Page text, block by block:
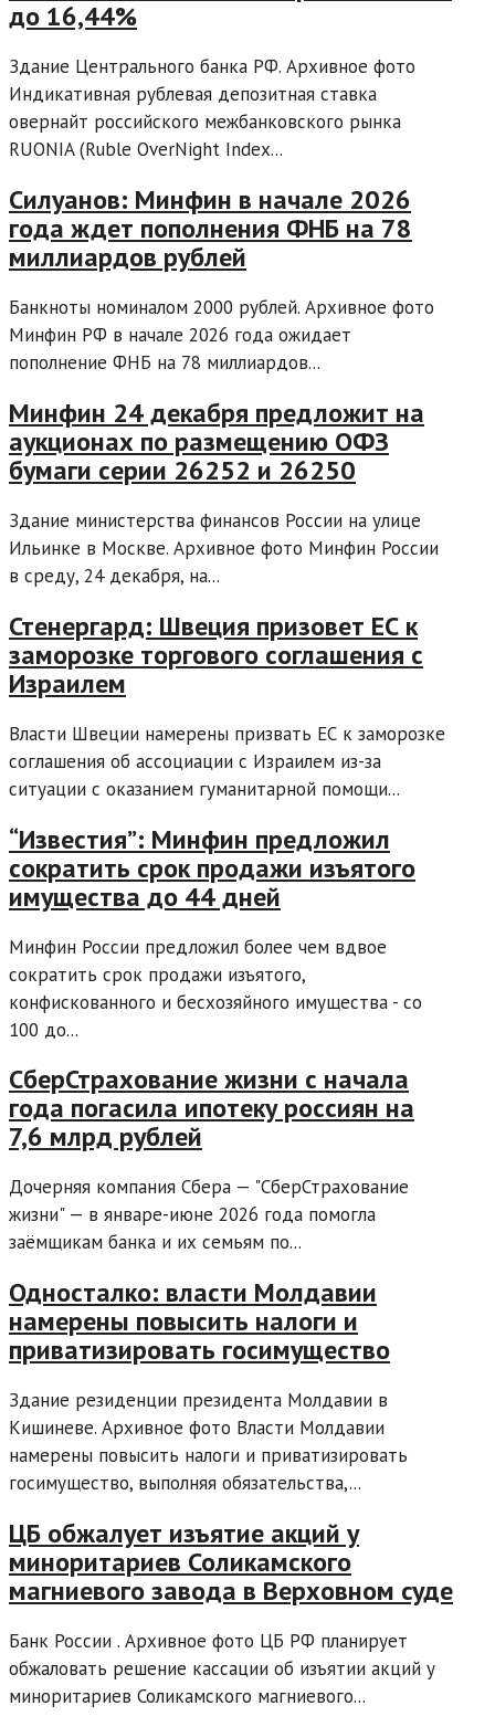
до 16,44%
Здание Центрального банка РФ. Архивное фото
Индикативная рублевая депозитная ставка
овернайт российского межбанковского рынка
RUONIA (Ruble OverNight Index...
Силуанов: Минфин в начале 2026
года ждет пополнения ФНБ на 78
миллиардов рублей
Банкноты номиналом 2000 рублей. Архивное фото
Минфин РФ в начале 2026 года ожидает
пополнение ФНБ на 78 миллиардов...
Минфин 24 декабря предложит на
аукционах по размещению ОФЗ
бумаги серии 26252 и 26250
Здание министерства финансов России на улице
Ильинке в Москве. Архивное фото Минфин России
в среду, 24 декабря, на...
Стенергард: Швеция призовет ЕС к
заморозке торгового соглашения с
Израилем
Власти Швеции намерены призвать ЕС к заморозке
соглашения об ассоциации с Израилем из-за
ситуации с оказанием гуманитарной помощи...
“Известия”: Минфин предложил
сократить срок продажи изъятого
имущества до 44 дней
Минфин России предложил более чем вдвое
сократить срок продажи изъятого,
конфискованного и бесхозяйного имущества - со
100 до...
СберСтрахование жизни с начала
года погасила ипотеку россиян на
7,6 млрд рублей
Дочерняя компания Сбера — "СберСтрахование
жизни" — в январе-июне 2026 года помогла
заёмщикам банка и их семьям по...
Односталко: власти Молдавии
намерены повысить налоги и
приватизировать госимущество
Здание резиденции президента Молдавии в
Кишиневе. Архивное фото Власти Молдавии
намерены повысить налоги и приватизировать
госимущество, выполняя обязательства,...
ЦБ обжалует изъятие акций у
миноритариев Соликамского
магниевого завода в Верховном суде
Банк России . Архивное фото ЦБ РФ планирует
обжаловать решение кассации об изъятии акций у
миноритариев Соликамского магниевого...